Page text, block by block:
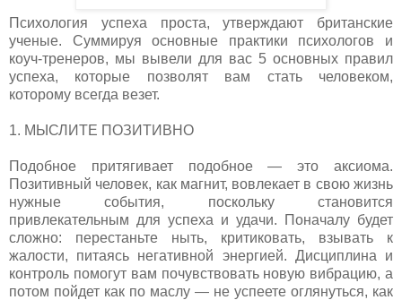
Психология успеха проста, утверждают британские
ученые. Суммируя основные практики психологов и
коуч-тренеров, мы вывели для вас 5 основных правил
успеха, которые позволят вам стать человеком,
которому всегда везет.
1. МЫСЛИТЕ ПОЗИТИВНО
Подобное притягивает подобное — это аксиома.
Позитивный человек, как магнит, вовлекает в свою жизнь
нужные события, поскольку становится
привлекательным для успеха и удачи. Поначалу будет
сложно: перестаньте ныть, критиковать, взывать к
жалости, питаясь негативной энергией. Дисциплина и
контроль помогут вам почувствовать новую вибрацию, а
потом пойдет как по маслу — не успеете оглянуться, как